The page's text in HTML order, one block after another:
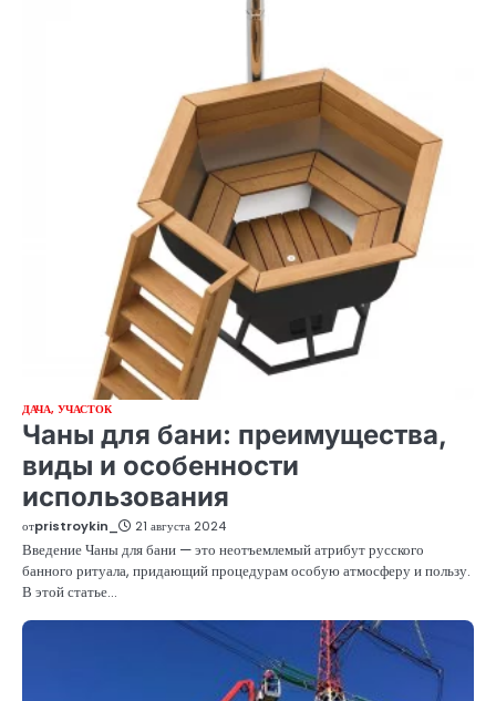
ДАЧА, УЧАСТОК
Чаны для бани: преимущества,
виды и особенности
использования
отpristroykin_ 21 августа 2024
Введение Чаны для бани — это неотъемлемый атрибут русского
банного ритуала, придающий процедурам особую атмосферу и пользу.
В этой статье…